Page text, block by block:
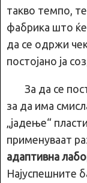
такво темпо,
фабрика што
да се одржи
постојано ја
За да се
за да има
„јадење“
применуваат
адаптивна
Најуспешните